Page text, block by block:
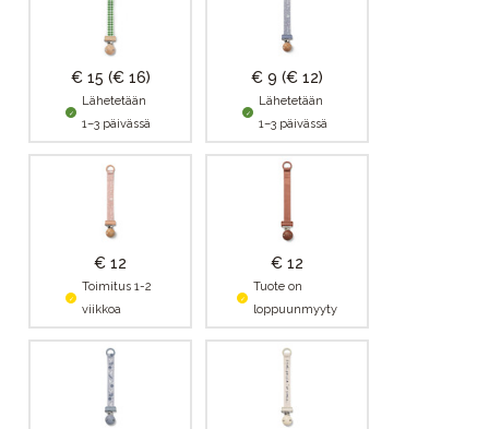
€ 15 (€ 16)
Lähetetään
1–3 päivässä
€ 9 (€ 12)
Lähetetään
1–3 päivässä
€ 12
Toimitus 1-2
viikkoa
€ 12
Tuote on
loppuunmyyty